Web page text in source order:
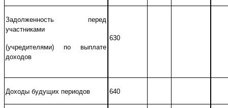
Задолженность перед
участниками
(учредителями) по выплате
доходов
630
Доходы будущих периодов 640